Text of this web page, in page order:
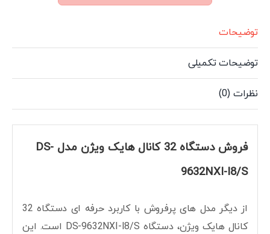
توضیحات
توضیحات تکمیلی
نظرات (0)
فروش دستگاه 32 کانال هایک ویژن مدل DS-
9632NXI-I8/S
از دیگر مدل های پرفروش با کاربرد حرفه ای دستگاه 32
کانال هایک ویژن، دستگاه DS-9632NXI-I8/S است. این